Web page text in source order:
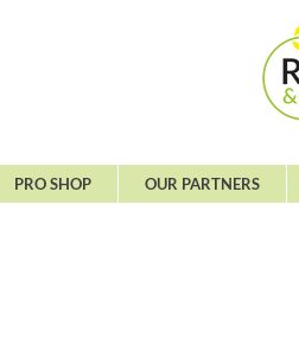
PRO SHOP OUR PARTNERS